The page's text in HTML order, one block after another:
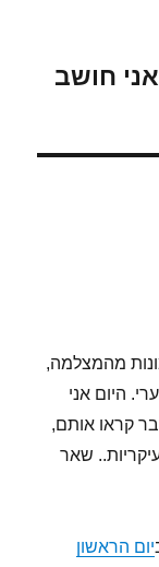
חושב
מהמצלמה,
היום אני
קראו אותם,
שאר
יום הראשון